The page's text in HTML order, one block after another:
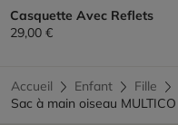
Casquette Avec Reflets
29,00 €
Accueil Enfant Fille
Sac à main oiseau MULTICO